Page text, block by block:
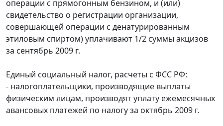
операции с прямогонным бензином, и (или)
свидетельство о регистрации организации,
совершающей операции с денатурированным
этиловым спиртом) уплачивают 1/2 суммы акцизов
за сентябрь 2009 г.
Единый социальный налог, расчеты с ФСС РФ:
- налогоплательщики, производящие выплаты
физическим лицам, производят уплату ежемесячных
авансовых платежей по налогу за октябрь 2009 г.